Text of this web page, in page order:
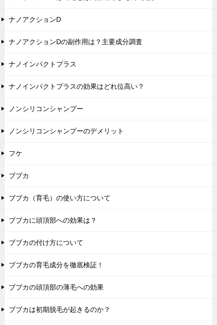
ナノアクションD
ナノアクションDの副作用は？主要成分調査
ナノインパクトプラス
ナノインパクトプラスの効果はどれ位高い？
ノンシリコンシャンプー
ノンシリコンシャンプーのデメリット
フケ
ブブカ
ブブカ（育毛）の使い方について
ブブカに頭頂部への効果は？
ブブカの付け方について
ブブカの育毛成分を徹底検証！
ブブカの頭頂部の薄毛への効果
ブブカは初期脱毛が起きるのか？